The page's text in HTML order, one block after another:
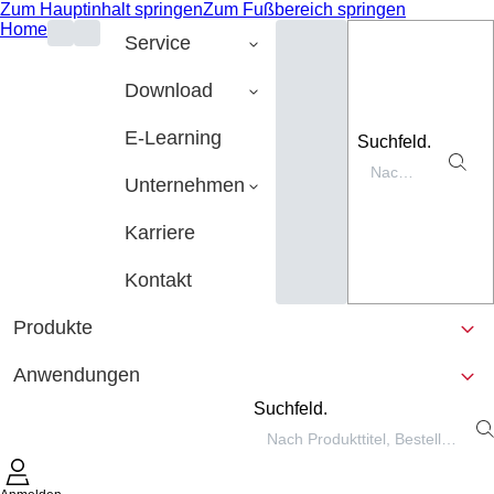
Zum Hauptinhalt springenZum Fußbereich springen
Home
Service
Download
E-Learning
Unternehmen
Karriere
Kontakt
Suchfeld.
Produkte
Anwendungen
Suchfeld.